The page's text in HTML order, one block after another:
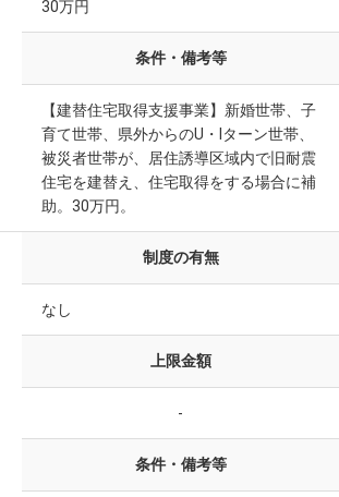
30万円
条件・備考等
【建替住宅取得支援事業】新婚世帯、子
育て世帯、県外からのU・Iターン世帯、
被災者世帯が、居住誘導区域内で旧耐震
住宅を建替え、住宅取得をする場合に補
助。30万円。
制度の有無
なし
上限金額
-
条件・備考等